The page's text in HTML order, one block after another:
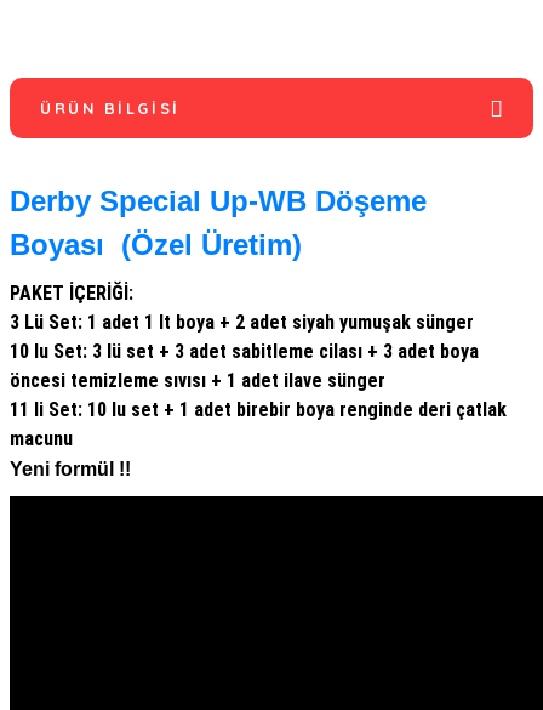
ÜRÜN BILGISI
Derby Special Up-WB Döşeme
Boyası (Özel Üretim)
PAKET İÇERİĞİ:
3 Lü Set: 1 adet 1 lt boya + 2 adet siyah yumuşak sünger
10 lu Set: 3 lü set + 3 adet sabitleme cilası + 3 adet boya
öncesi temizleme sıvısı + 1 adet ilave sünger
11 li Set: 10 lu set + 1 adet birebir boya renginde deri çatlak
macunu
Yeni formül !!